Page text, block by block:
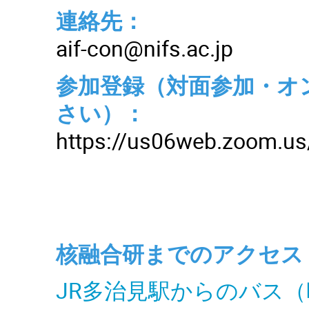
連絡先：
aif-con@nifs.ac.jp
参加登録（対面参加・
さい）：
https://
核融合研までのアクセ
JR多治見駅からのバス